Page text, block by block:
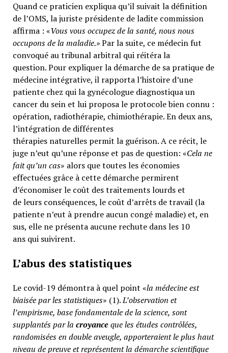
Quand ce praticien expliqua qu’il suivait la définition
de l’OMS, la juriste présidente de ladite commission
affirma : «Vous vous occupez de la santé, nous nous
occupons de la maladie.»Par la suite, ce médecin fut
convoqué au tribunal arbitral qui réitéra la
question. Pour expliquer la démarche de sa pratique de
médecine intégrative, il rapporta l’histoire d’une
patiente chez qui la gynécologue diagnostiqua un
cancer du sein et lui proposa le protocole bien connu :
opération, radiothérapie, chimiothérapie. En deux ans,
l’intégration de différentes
thérapies naturelles permit la guérison. A ce récit, le
juge n’eut qu’une réponse et pas de question: «Cela ne
fait qu’un cas» alors que toutes les économies
effectuées grâce à cette démarche permirent
d’économiser le coût des traitements lourds et
de leurs conséquences, le coût d’arrêts de travail (la
patiente n’eut à prendre aucun congé maladie) et, en
sus, elle ne présenta aucune rechute dans les 10
ans qui suivirent.
L’abus des statistiques
Le covid-19 démontra à quel point «la médecine est
biaisée par les statistiques» (1).L’observation et
l’empirisme, base fondamentale de la science, sont
supplantés par la croyanceque les études contrôlées,
randomisées en double aveugle, apporteraient le plus haut
niveau de preuve et représentent la démarche scientifique